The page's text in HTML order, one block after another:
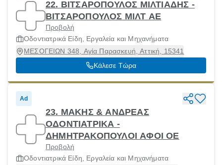
22. ΒΙΤΣΑΡΟΠΟΥΛΟΣ ΜΙΛΤΙΑΔΗΣ -
ΒΙΤΣΑΡΟΠΟΥΛΟΣ ΜΙΛΤ ΑΕ
Προβολή
Οδοντιατρικά Είδη, Εργαλεία και Μηχανήματα
ΜΕΣΟΓΕΙΩΝ 348, Αγία Παρασκευή, Αττική, 15341
Κάλεσε Τώρα
Ad
23. ΜΑΚΗΣ & ΑΝΔΡΕΑΣ
ΟΔΟΝΤΙΑΤΡΙΚΑ -
ΔΗΜΗΤΡΑΚΟΠΟΥΛΟΙ ΑΦΟΙ ΟΕ
Προβολή
Οδοντιατρικά Είδη, Εργαλεία και Μηχανήματα